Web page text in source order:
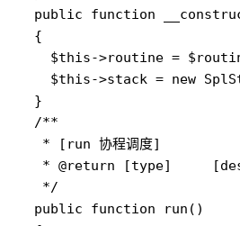
public function
  {
$this->routine =
$this->stack = new
  }
  /**
   * [run 协程调度]
* @return [type]
   */
  public function run()